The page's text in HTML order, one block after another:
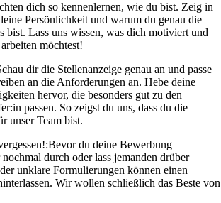
dich so kennenlernen, wie du bist. Zeig in
Persönlichkeit und warum du genau die
bist. Lass uns wissen, was dich motiviert und
möchtest!
dir die Stellenanzeige genau an und passe
an die Anforderungen an. Hebe deine
hervor, die besonders gut zu den
passen. So zeigst du uns, dass du die
unser Team bist.
Bevor du deine Bewerbung
durch oder lass jemanden drüber
unklare Formulierungen können einen
Wir wollen schließlich das Beste von